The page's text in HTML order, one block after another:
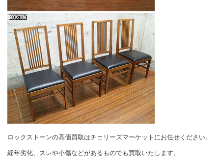
ロックストーンの高価買取はチェリーズマーケットにお任せください。
経年劣化、スレや小傷などがあるものでも買取いたします。